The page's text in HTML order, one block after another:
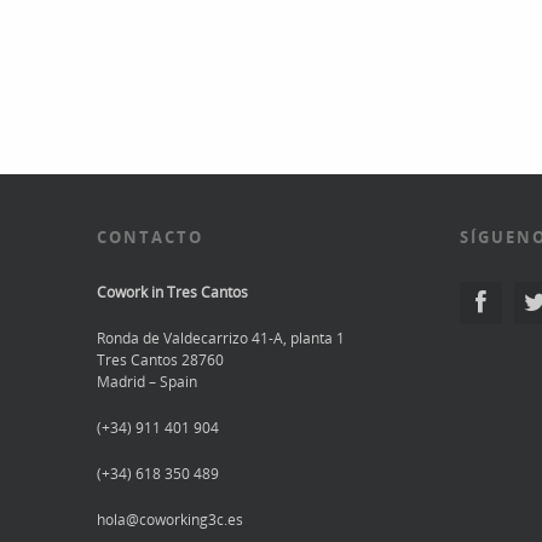
CONTACTO
Cowork in Tres Cantos
Ronda de Valdecarrizo 41-A, planta 1
Tres Cantos 28760
Madrid – Spain
(+34) 911 401 904
(+34) 618 350 489
hola@coworking3c.es